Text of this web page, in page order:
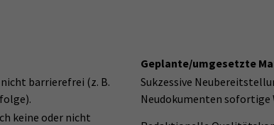
Geplante/umgesetzte
barrierefrei (z. B.
Sukzessive
Neudokumenten sofortige
keine oder nicht